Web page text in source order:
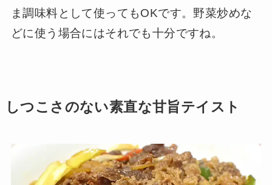
ま調味料として使ってもOKです。野菜炒めな
どに使う場合にはそれでも十分ですね。
しつこさのない素直な甘旨テイスト